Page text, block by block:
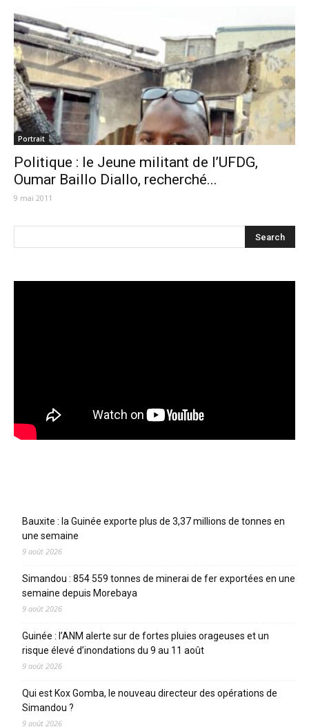
Portrait
Politique : le Jeune militant de l’UFDG,
Oumar Baillo Diallo, recherché...
9 mai 2011
Bauxite : la Guinée exporte plus de 3,37 millions de tonnes en
une semaine
9 août 2026
Simandou : 854 559 tonnes de minerai de fer exportées en une
semaine depuis Morebaya
9 août 2026
Guinée : l’ANM alerte sur de fortes pluies orageuses et un
risque élevé d’inondations du 9 au 11 août
9 août 2026
Qui est Kox Gomba, le nouveau directeur des opérations de
Simandou ?
9 août 2026